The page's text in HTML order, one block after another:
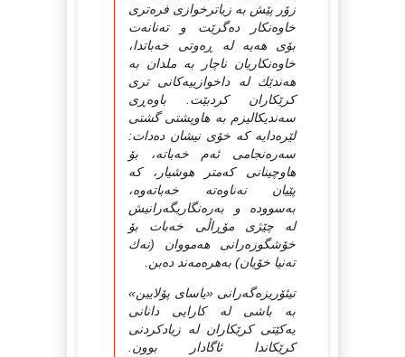
زۆر پێش به‌ زیاترخوازی فره‌تری
خاوه‌نکار ده‌گرێت و ته‌نانه‌ت
بۆی هه‌یه‌ له‌ ڕه‌وتی خه‌باتدا،
خاوه‌نکاریان ناچار به‌ ملدان به‌
هه‌ندێك له‌ داخوازییه‌کانی تری
کرێکاران کردبێت. باوه‌ڕی
سه‌ندیکالیزم به‌ هاوپشتی گشتی
لێره‌دایه که‌ خۆی نیشان ده‌دات:
سه‌ره‌نجامی ئه‌م خه‌باته‌، بۆ
هاوچینانی که‌متر هوشیار، که‌
پێیان نه‌ناوه‌ته‌ خه‌باته‌وه‌،
به‌سووده‌ و به‌ره‌نگاریگه‌رانیش
له‌ چێژی مۆڕاڵی خه‌بات بۆ
خۆشگوزه‌رانی هه‌مووان (نه‌ك
ته‌نیا خۆیان) به‌هره‌مه‌ند ده‌بن.
تیئۆریزه‌گه‌رانی «یاسای پۆلایین»
به‌ باشی له‌ کارایی دانانی
یه‌کێتی کرێکاران له‌ زیادکردنی
کرێکاندا ئاگادار بوون.